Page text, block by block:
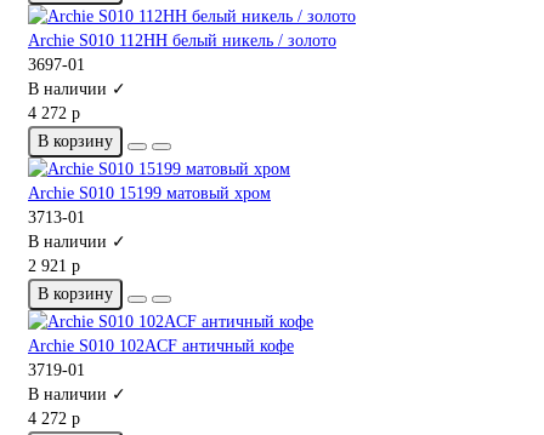
Archie S010 112HH белый никель / золото
3697-01
В наличии ✓
4 272 р
В корзину
Archie S010 15199 матовый хром
3713-01
В наличии ✓
2 921 р
В корзину
Archie S010 102ACF античный кофе
3719-01
В наличии ✓
4 272 р